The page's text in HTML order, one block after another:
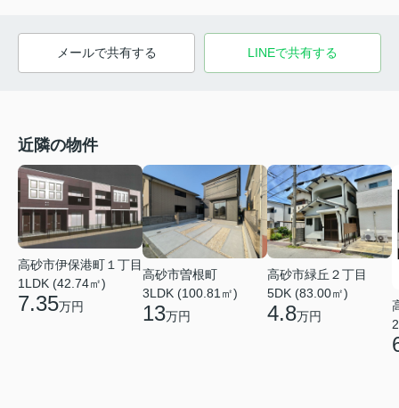
メールで共有する LINEで共有する
近隣の物件
高砂市伊保港町１丁目
1LDK (42.74㎡)
7.35万円
高砂市曽根町
3LDK (100.81㎡)
13万円
高砂市緑丘２丁目
5DK (83.00㎡)
4.8万円